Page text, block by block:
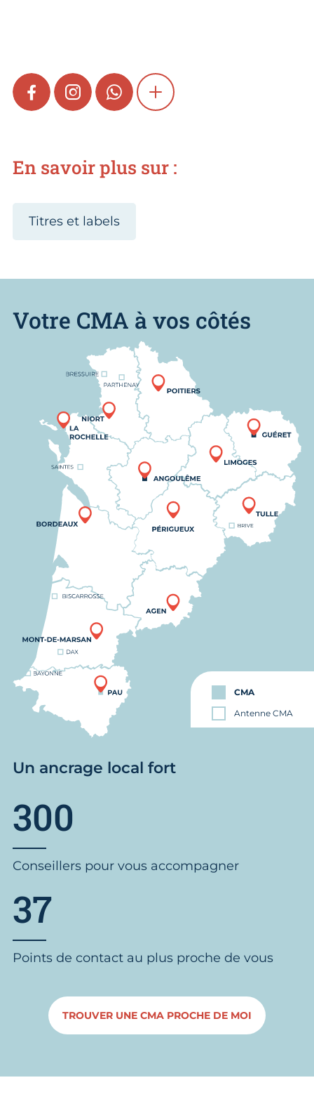
FACEBOOKINSTAGRAMWHATSAPPSHOW MORE
En savoir plus sur :
Titres et labels
Votre CMA à vos côtés
CMA
Antenne CMA
Un ancrage local fort
300
Conseillers pour vous accompagner
37
Points de contact au plus proche de vous
TROUVER UNE CMA PROCHE DE MOI